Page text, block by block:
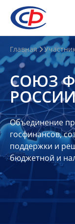
О
нас
О
СФР
Совет
Союза
Участники
Планы
отчеты
Контакты
Главная
СОЮЗ
Объединение
госфинансов,
поддержки и
бюджетной и